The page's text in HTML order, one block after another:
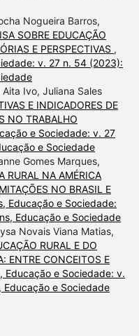
Nogueira Barros,
SOBRE EDUCAÇÃO
E PERSPECTIVAS ,
v. 27 n. 54 (2023):
Ivo, Juliana Sales
E INDICADORES DE
NO TRABALHO
e Sociedade: v. 27
e Sociedade
Gomes Marques,
RURAL NA AMÉRICA
NO BRASIL E
Educação e Sociedade:
Educação e Sociedade
Novais Viana Matias,
RURAL E DO
ENTRE CONCEITOS E
Educação e Sociedade: v.
e Sociedade